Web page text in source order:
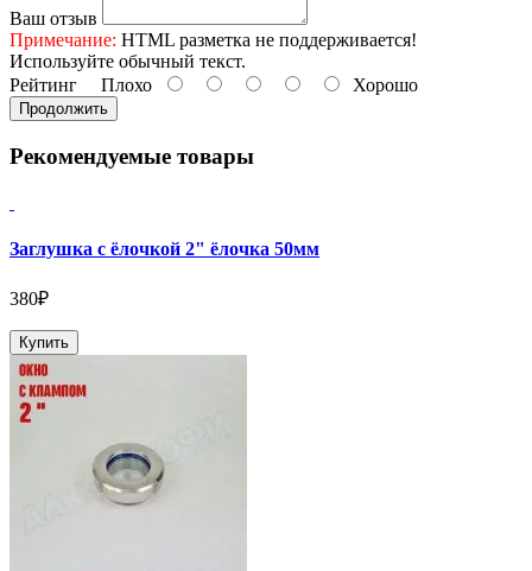
Ваш отзыв
Примечание: HTML разметка не поддерживается!
Используйте обычный текст.
Рейтинг Плохо Хорошо
Продолжить
Рекомендуемые товары
Заглушка с ёлочкой 2" ёлочка 50мм
380₽
Купить